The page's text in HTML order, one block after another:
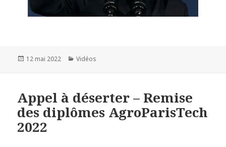
Publié
12 mai 2022 Catégories
Vidéos
Appel à déserter – Remise
des diplômes AgroParisTech
2022